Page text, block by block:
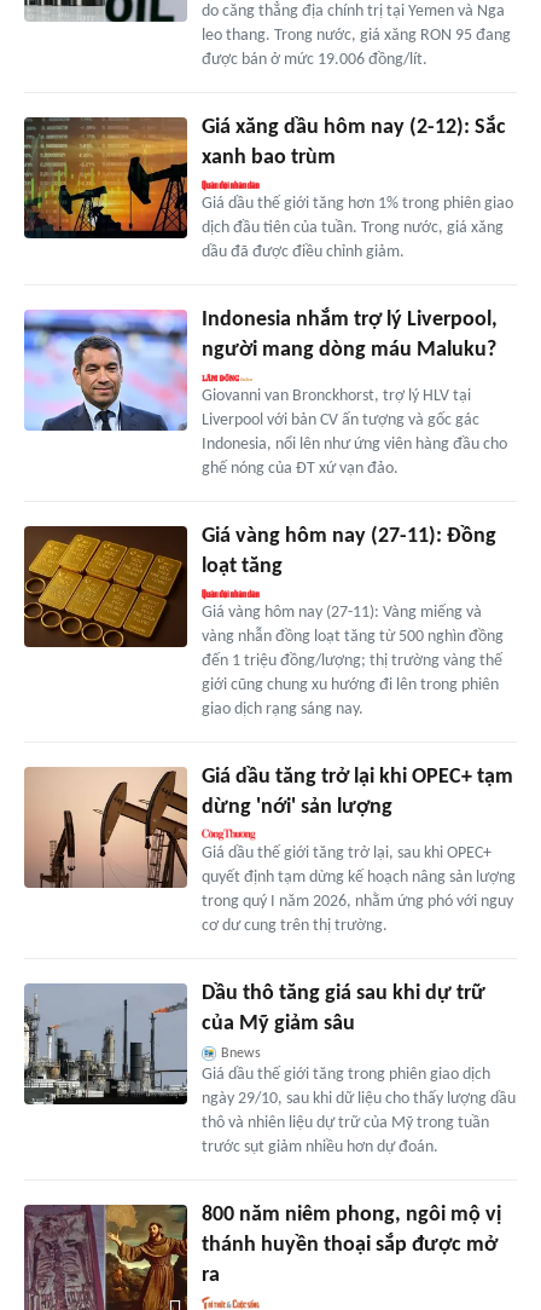
do căng thẳng địa chính trị tại Yemen và Nga
leo thang. Trong nước, giá xăng RON 95 đang
được bán ở mức 19.006 đồng/lít.
Giá xăng dầu hôm nay (2-12): Sắc
xanh bao trùm
Giá dầu thế giới tăng hơn 1% trong phiên giao
dịch đầu tiên của tuần. Trong nước, giá xăng
dầu đã được điều chỉnh giảm.
Indonesia nhắm trợ lý Liverpool,
người mang dòng máu Maluku?
Giovanni van Bronckhorst, trợ lý HLV tại
Liverpool với bản CV ấn tượng và gốc gác
Indonesia, nổi lên như ứng viên hàng đầu cho
ghế nóng của ĐT xứ vạn đảo.
Giá vàng hôm nay (27-11): Đồng
loạt tăng
Giá vàng hôm nay (27-11): Vàng miếng và
vàng nhẫn đồng loạt tăng từ 500 nghìn đồng
đến 1 triệu đồng/lượng; thị trường vàng thế
giới cũng chung xu hướng đi lên trong phiên
giao dịch rạng sáng nay.
Giá dầu tăng trở lại khi OPEC+ tạm
dừng 'nới' sản lượng
Giá dầu thế giới tăng trở lại, sau khi OPEC+
quyết định tạm dừng kế hoạch nâng sản lượng
trong quý I năm 2026, nhằm ứng phó với nguy
cơ dư cung trên thị trường.
Dầu thô tăng giá sau khi dự trữ
của Mỹ giảm sâu
Bnews
Giá dầu thế giới tăng trong phiên giao dịch
ngày 29/10, sau khi dữ liệu cho thấy lượng dầu
thô và nhiên liệu dự trữ của Mỹ trong tuần
trước sụt giảm nhiều hơn dự đoán.
800 năm niêm phong, ngôi mộ vị
thánh huyền thoại sắp được mở
ra